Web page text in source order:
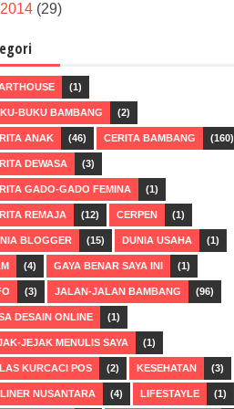
2014 (29)
(1)
BUKU BAMBANG (2)
ANAK (46) CERITA BAMBANG (160)
DEWASA (3)
GADO-GADO FEMINA (1)
REMAJA (12) CERPEN (1)
BLOGGER (15) DUNIA USAHA (1)
(4) GAYA BENAR SAYA INI (1)
(3) JALAN-JALAN BAMBANG (96)
DESAIN ONLINE (1)
JEJAK MENULIS SAYA (1)
KURCACI POS (2) KESEHATAN (3)
NUSANTARA (4) LIFESTAYLE (1)